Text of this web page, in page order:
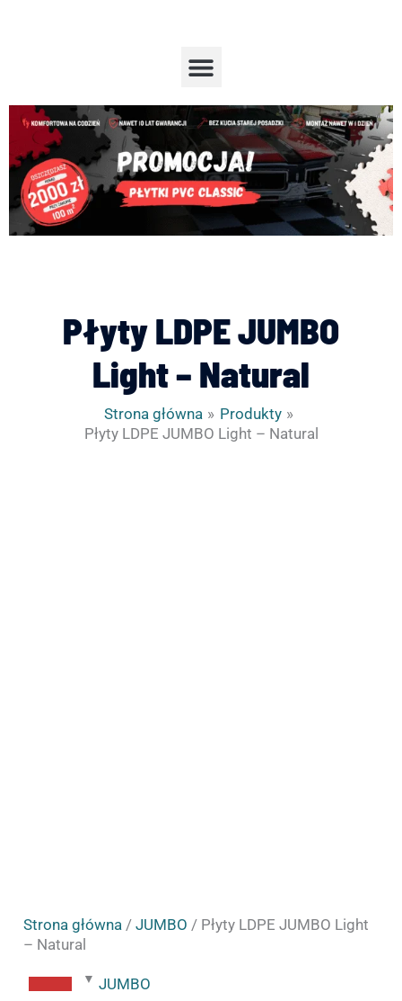
Menu
Płyty LDPE JUMBO
Light – Natural
Strona główna
Produkty
Płyty LDPE JUMBO Light – Natural
Strona główna /JUMBO / Płyty LDPE JUMBO Light
– Natural
JUMBO